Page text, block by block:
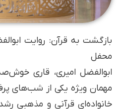
بازگشت به قرآن: روایت
محفل
ابوالفضل امیری، قاری
مهمان ویژه یکی از شب‌های
خانواده‌ای قرآنی و مذهبی رشد